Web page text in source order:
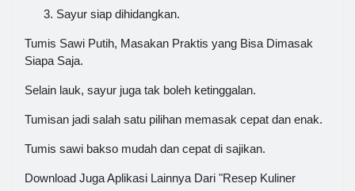
Sayur siap dihidangkan.
Tumis Sawi Putih, Masakan Praktis yang Bisa Dimasak
Siapa Saja.
Selain lauk, sayur juga tak boleh ketinggalan.
Tumisan jadi salah satu pilihan memasak cepat dan enak.
Tumis sawi bakso mudah dan cepat di sajikan.
Download Juga Aplikasi Lainnya Dari "Resep Kuliner